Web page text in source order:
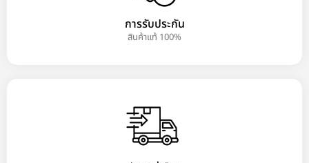
การรับประกัน
สินค้าแท้ 100%